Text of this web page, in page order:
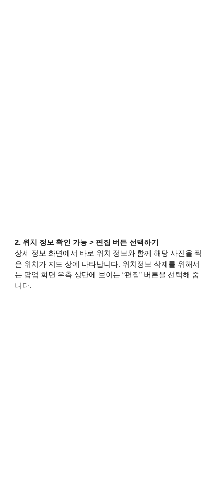
2. 위치 정보 확인 가능 > 편집 버튼 선택하기
상세 정보 화면에서 바로 위치 정보와 함께 해당 사진을 찍
은 위치가 지도 상에 나타납니다. 위치정보 삭제를 위해서
는 팝업 화면 우측 상단에 보이는 “편집” 버튼을 선택해 줍
니다.